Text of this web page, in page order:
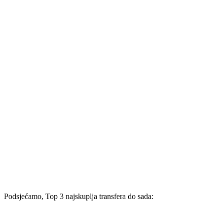
Podsjećamo, Top 3 najskuplja transfera do sada: